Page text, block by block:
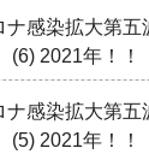
ナ感染拡大第
(6) 2021年！！
ナ感染拡大第
(5) 2021年！！